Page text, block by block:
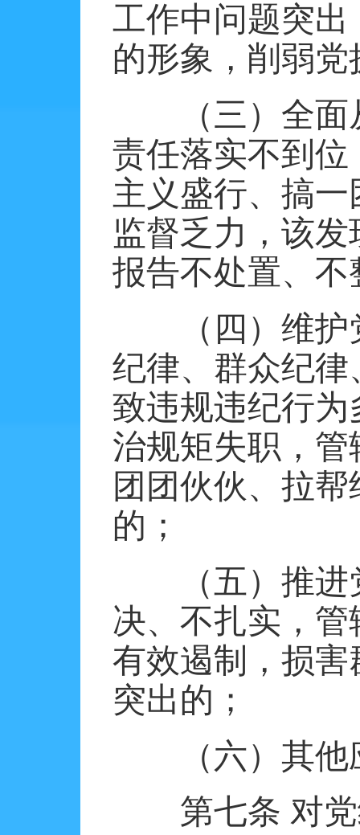
工作中问题突
的形象，削弱
（三）全
责任落实不到
主义盛行、搞
监督乏力，该
报告不处置、
（四）维
纪律、群众纪
致违规违纪行
治规矩失职，
团团伙伙、拉
的；
（五）推
决、不扎实，
有效遏制，损
突出的；
（六）其
第七条 对